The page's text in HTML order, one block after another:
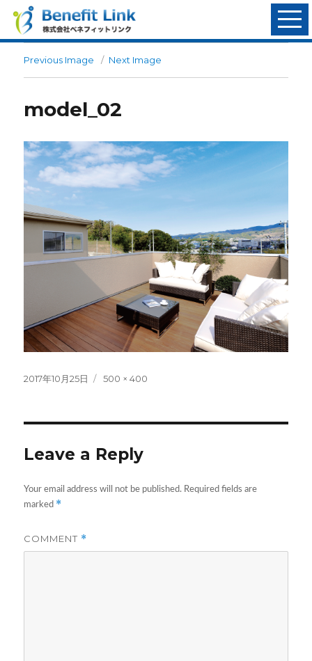
Previous Image Next Image
model_02
Posted
2017年10月25日
Full
500 × 400
Leave a Reply
Your email address will not be published. Required fields are
marked *
COMMENT *